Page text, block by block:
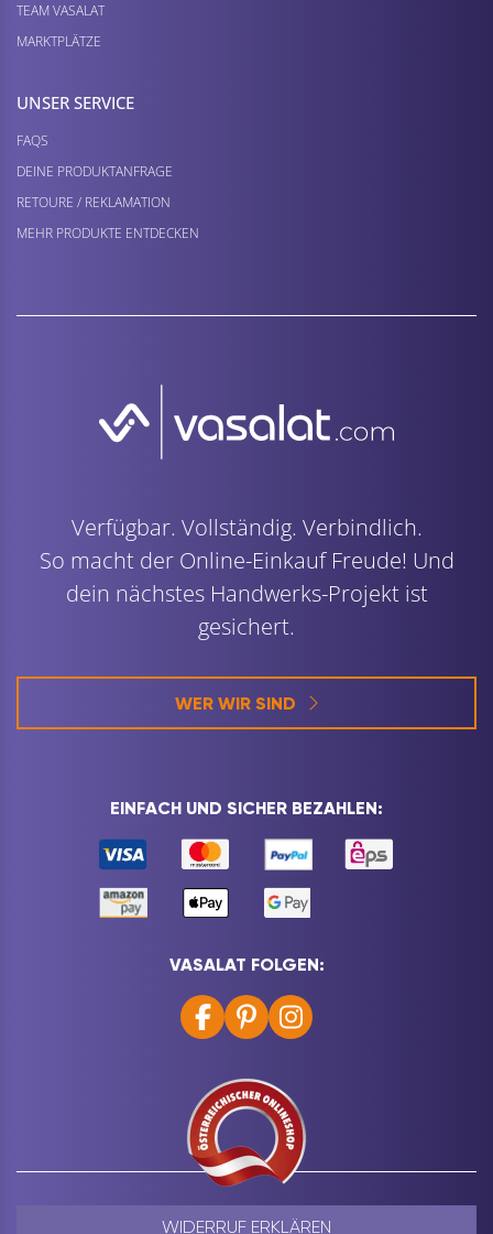
TEAM VASALAT
MARKTPLÄTZE
UNSER SERVICE
FAQS
DEINE PRODUKTANFRAGE
RETOURE / REKLAMATION
MEHR PRODUKTE ENTDECKEN
Verfügbar. Vollständig. Verbindlich.
So macht der Online-Einkauf Freude! Und
dein nächstes Handwerks-Projekt ist
gesichert.
WER WIR SIND
EINFACH UND SICHER BEZAHLEN:
VASALAT FOLGEN:
WIDERRUF ERKLÄREN